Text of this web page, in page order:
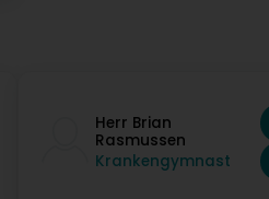
Herr Brian
Rasmussen
Krankengymnast